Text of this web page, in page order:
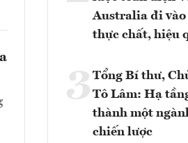
Australia đi vào
thực chất, hiệu
3 Tổng Bí thư,
Tô Lâm: Hạ
thành một
chiến lược